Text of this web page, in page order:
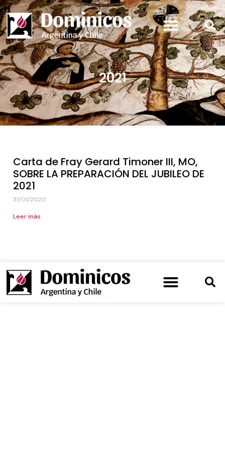
2021
Carta de Fray Gerard Timoner III, MO,
SOBRE LA PREPARACIÓN DEL JUBILEO DE
2021
31/01/2020
Leer más